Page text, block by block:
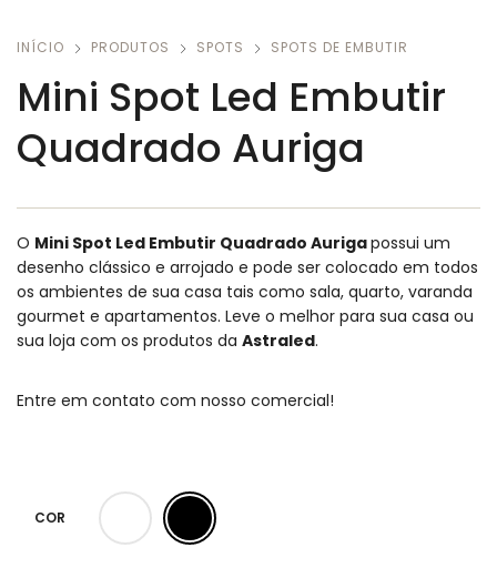
INÍCIO PRODUTOS SPOTS SPOTS DE EMBUTIR
Mini Spot Led Embutir
Quadrado Auriga
O Mini Spot Led Embutir Quadrado Aurigapossui um
desenho clássico e arrojado e pode ser colocado em todos
os ambientes de sua casa tais como sala, quarto, varanda
gourmet e apartamentos. Leve o melhor para sua casa ou
sua loja com os produtos da Astraled.
Entre em contato com nosso comercial!
COR